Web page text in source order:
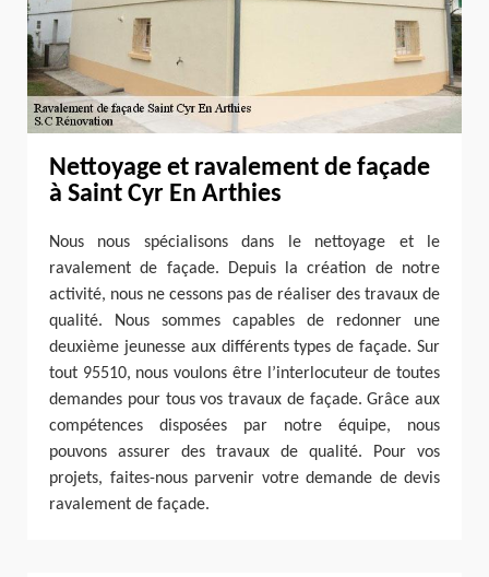
Nettoyage et ravalement de façade
à Saint Cyr En Arthies
Nous nous spécialisons dans le nettoyage et le
ravalement de façade. Depuis la création de notre
activité, nous ne cessons pas de réaliser des travaux de
qualité. Nous sommes capables de redonner une
deuxième jeunesse aux différents types de façade. Sur
tout 95510, nous voulons être l’interlocuteur de toutes
demandes pour tous vos travaux de façade. Grâce aux
compétences disposées par notre équipe, nous
pouvons assurer des travaux de qualité. Pour vos
projets, faites-nous parvenir votre demande de devis
ravalement de façade.